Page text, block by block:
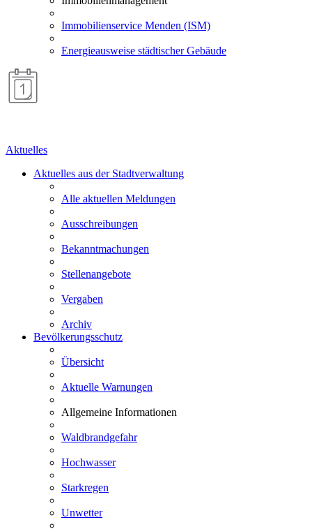
Immobilienservice Menden (ISM)
Energieausweise städtischer Gebäude
Aktuelles
Aktuelles aus der Stadtverwaltung
Alle aktuellen Meldungen
Ausschreibungen
Bekanntmachungen
Stellenangebote
Vergaben
Archiv
Bevölkerungsschutz
Übersicht
Aktuelle Warnungen
Allgemeine Informationen
Waldbrandgefahr
Hochwasser
Starkregen
Unwetter